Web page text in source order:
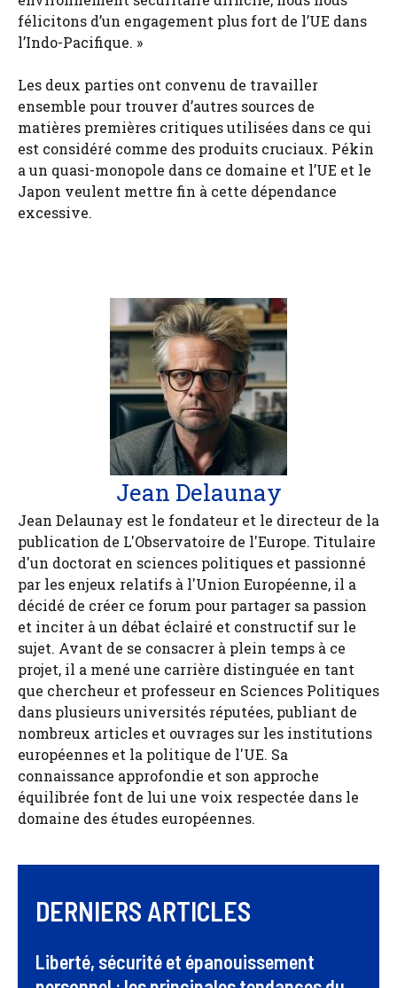
félicitons d’un engagement plus fort de l’UE dans
l’Indo-Pacifique. »
Les deux parties ont convenu de travailler
ensemble pour trouver d’autres sources de
matières premières critiques utilisées dans ce qui
est considéré comme des produits cruciaux. Pékin
a un quasi-monopole dans ce domaine et l’UE et le
Japon veulent mettre fin à cette dépendance
excessive.
Jean Delaunay
Jean Delaunay est le fondateur et le directeur de la
publication de L'Observatoire de l'Europe. Titulaire
d'un doctorat en sciences politiques et passionné
par les enjeux relatifs à l'Union Européenne, il a
décidé de créer ce forum pour partager sa passion
et inciter à un débat éclairé et constructif sur le
sujet. Avant de se consacrer à plein temps à ce
projet, il a mené une carrière distinguée en tant
que chercheur et professeur en Sciences Politiques
dans plusieurs universités réputées, publiant de
nombreux articles et ouvrages sur les institutions
européennes et la politique de l'UE. Sa
connaissance approfondie et son approche
équilibrée font de lui une voix respectée dans le
domaine des études européennes.
DERNIERS ARTICLES
Liberté, sécurité et épanouissement